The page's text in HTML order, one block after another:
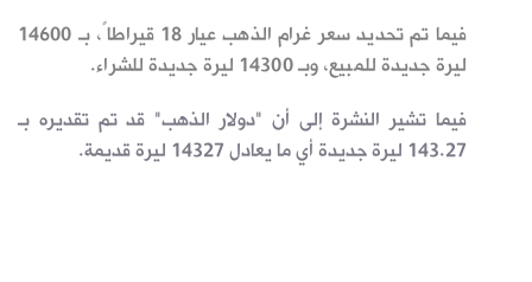
فيما تم تحديد سعر غرام الذهب عيار 18 قيراطاً، بـ 14600
ليرة جديدة للمبيع، وبـ ‏14300 ليرة جديدة للشراء. ‏ ‏
فيما تشير النشرة إلى أن "دولار الذهب" قد تم تقديره بـ
143.27 ليرة جديدة أي ما يعادل 14327 ليرة قديمة.